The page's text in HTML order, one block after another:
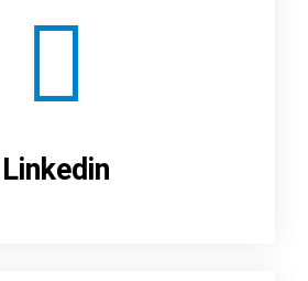
Linkedin